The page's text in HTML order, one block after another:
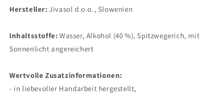
Hersteller:Jivasol d.o.o., Slowenien
Inhaltsstoffe:Wasser, Alkohol (40 %), Spitzwegerich, mit
Sonnenlicht angereichert
Wertvolle Zusatzinformationen:
- in liebevoller Handarbeit hergestellt,